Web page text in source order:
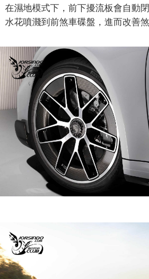
在濕地模式下，前下擾流板會自動
水花噴濺到前煞車碟盤，進而改善煞